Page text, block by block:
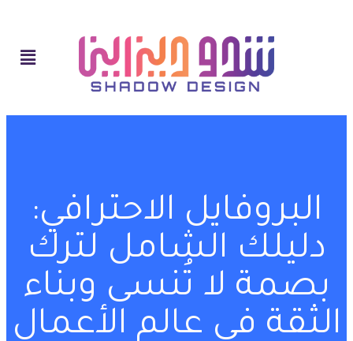
البروفايل الاحترافي:
دليلك الشامل لترك
بصمة لا تُنسى وبناء
الثقة في عالم الأعمال